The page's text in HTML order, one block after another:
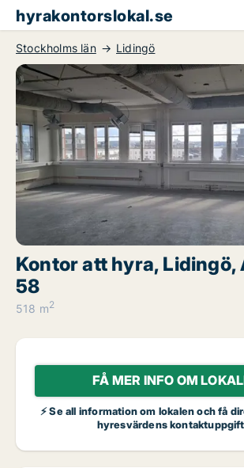
hyrakontorslokal.se
Stockholms län Lidingö
Kontor att hyra, Lidingö,
58
518 m2
FÅ MER INFO OM
⚡ Se all information om lokalen och få
hyresvärdens